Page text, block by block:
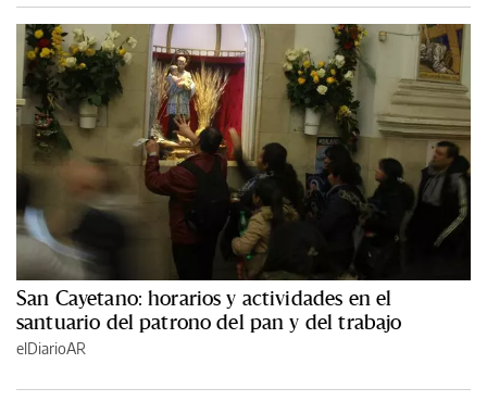
San Cayetano: horarios y actividades en el
santuario del patrono del pan y del trabajo
elDiarioAR